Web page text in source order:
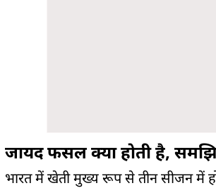
जायद फसल क्या होती है,
भारत में खेती मुख्य रूप से तीन सीजन में